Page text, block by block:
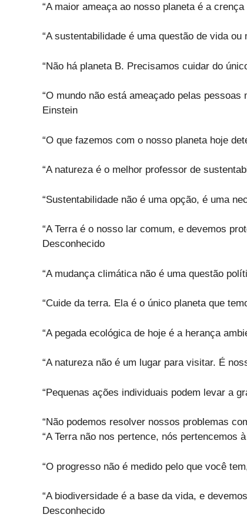
“A maior ameaça ao nosso planeta é a
“A sustentabilidade é uma questão de vida
“Não há planeta B. Precisamos cuidar do
“O mundo não está ameaçado pelas
Einstein
“O que fazemos com o nosso planeta hoje
“A natureza é o melhor professor de
“Sustentabilidade não é uma opção, é uma
“A Terra é o nosso lar comum, e devemos
Desconhecido
“A mudança climática não é uma questão
“Cuide da terra. Ela é o único planeta que
“A pegada ecológica de hoje é a herança
“A natureza não é um lugar para visitar. É
“Pequenas ações individuais podem levar a
“Não podemos resolver nossos problemas
“A Terra não nos pertence, nós pertencemos
“O progresso não é medido pelo que você
“A biodiversidade é a base da vida, e
Desconhecido